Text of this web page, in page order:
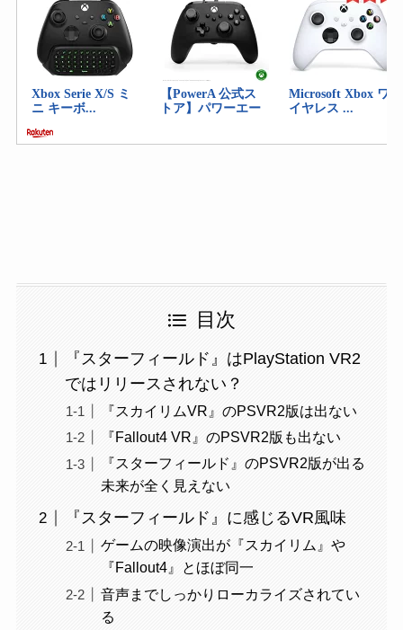
目次
『スターフィールド』はPlayStation VR2
ではリリースされない？
『スカイリムVR』のPSVR2版は出ない
『Fallout4 VR』のPSVR2版も出ない
『スターフィールド』のPSVR2版が出る
未来が全く見えない
『スターフィールド』に感じるVR風味
ゲームの映像演出が『スカイリム』や
『Fallout4』とほぼ同一
音声までしっかりローカライズされてい
る